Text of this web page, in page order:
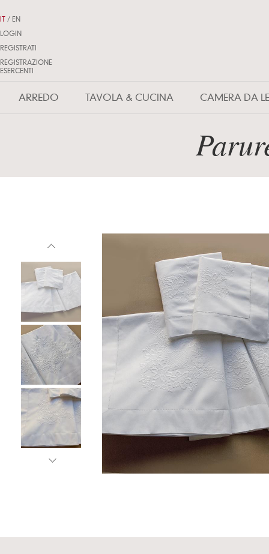
ARREDO TAVOLA & CUCINA CAMERA DA
IT / EN
LOGIN
REGISTRATI
REGISTRAZIONE
ESERCENTI